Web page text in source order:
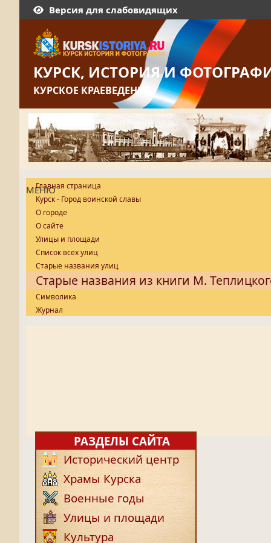
Версия для слабовидящих
КУРСК, ИСТОРИЯ И
КУРСКОЕ КРАЕВЕДЕНИЕ
МЕНЮ
Главная страница
Курск - Город воинской славы
О городе
О сайте
Улицы и площади
Список всех улиц
Старые названия улиц
Старые названия из книги М.
Символика
Журнал
РАЗДЕЛЫ САЙТА
Исторический центр
Храмы Курска
Военные годы
Улицы и площади
Культура